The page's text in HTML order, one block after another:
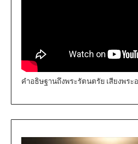
คำอธิษฐานถึงพระรัตนตรัย เสียงพระ